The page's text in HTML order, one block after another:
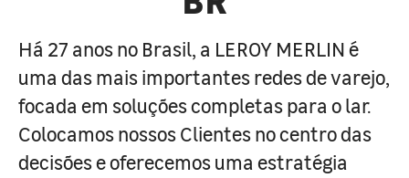
Há 27 anos no Brasil, a LEROY MERLIN é
uma das mais importantes redes de varejo,
focada em soluções completas para o lar.
Colocamos nossos Clientes no centro das
decisões e oferecemos uma estratégia